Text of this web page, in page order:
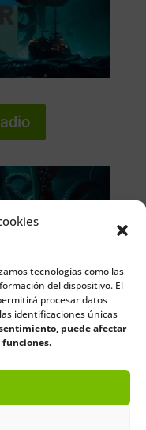
tecnologías como las
del dispositivo. El
procesar datos
identificaciones únicas
puede afectar